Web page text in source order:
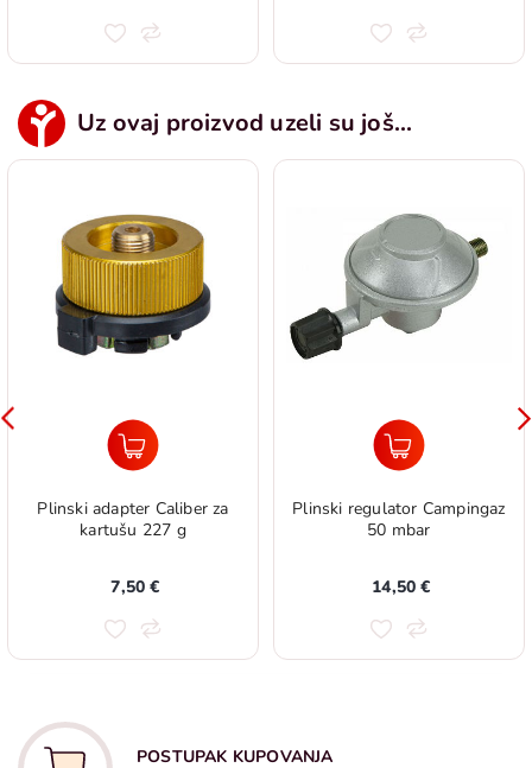
Uz ovaj proizvod uzeli su još...
Plinski adapter Caliber za
kartušu 227 g
7,50 €
Plinski regulator Campingaz
50 mbar
14,50 €
POSTUPAK KUPOVANJA